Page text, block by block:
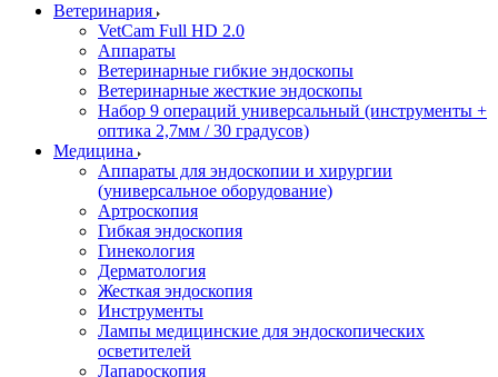
Ветеринария
VetCam Full HD 2.0
Аппараты
Ветеринарные гибкие эндоскопы
Ветеринарные жесткие эндоскопы
Набор 9 операций универсальный (инструменты +
оптика 2,7мм / 30 градусов)
Медицина
Аппараты для эндоскопии и хирургии
(универсальное оборудование)
Артроскопия
Гибкая эндоскопия
Гинекология
Дерматология
Жесткая эндоскопия
Инструменты
Лампы медицинские для эндоскопических
осветителей
Лапароскопия